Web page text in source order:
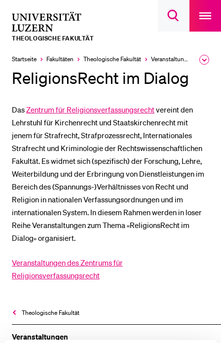
Suchdialog
main
THEOLOGISCHE FAKULTÄT
Startseite Fakultäten Theologische Fakultät Veranstaltungen
Theologische Fakultät
Veranstaltungen
ReligionsRecht im Dialog
DasZentrum für Religionsverfassungsrechtvereint den
Lehrstuhl für Kirchenrecht und Staatskirchenrecht mit
jenem für Strafrecht, Strafprozessrecht, Internationales
Strafrecht und Kriminologie der Rechtswissenschaftlichen
Fakultät. Es widmet sich (spezifisch) der Forschung, Lehre,
Weiterbildung und der Erbringung von Dienstleistungen im
Bereich des (Spannungs-)Verhältnisses von Recht und
Religion in nationalen Verfassungsordnungen und im
internationalen System. In diesem Rahmen werden in loser
Reihe Veranstaltungen zum Thema «ReligionsRecht im
Dialog» organisiert.
Veranstaltungen des Zentrums für
Religionsverfassungsrecht
LETZTE SUCHEN
Sie haben noch keine Suche getätigt.
Schulklassen und Lehrpersonen
Studierende
Forschende
Mitarbeitende
Stellensuchende
Förderer
Vorlesungsverzeichnis
Menuplan Mensa
Anmeldung und Zulassung